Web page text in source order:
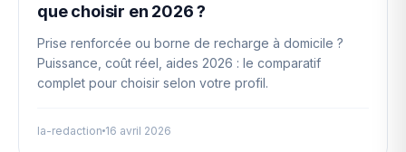
que choisir en 2026 ?
Prise renforcée ou borne de recharge à domicile ?
Puissance, coût réel, aides 2026 : le comparatif
complet pour choisir selon votre profil.
la-redaction 16 avril 2026